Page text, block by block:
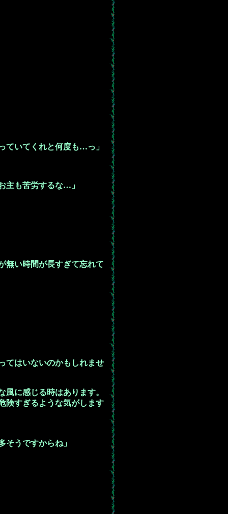
ていてくれと何度も…っ」
主も苦労するな…」
無い時間が長すぎて忘れて
てはいないのかもしれませ
に感じる時はあります。
険すぎるような気がします
うですからね」